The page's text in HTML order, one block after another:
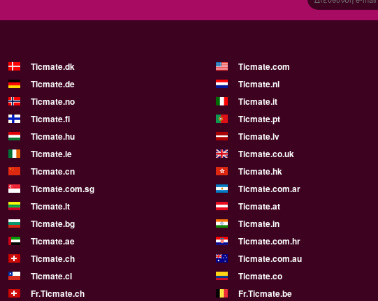
Ticmate.dk
Ticmate.com
Ticmate.de
Ticmate.nl
Ticmate.no
Ticmate.it
Ticmate.fi
Ticmate.pt
Ticmate.hu
Ticmate.lv
Ticmate.ie
Ticmate.co.uk
Ticmate.cn
Ticmate.hk
Ticmate.com.sg
Ticmate.com.ar
Ticmate.lt
Ticmate.at
Ticmate.bg
Ticmate.in
Ticmate.ae
Ticmate.com.hr
Ticmate.ch
Ticmate.com.au
Ticmate.cl
Ticmate.co
Fr.Ticmate.ch
Fr.Ticmate.be